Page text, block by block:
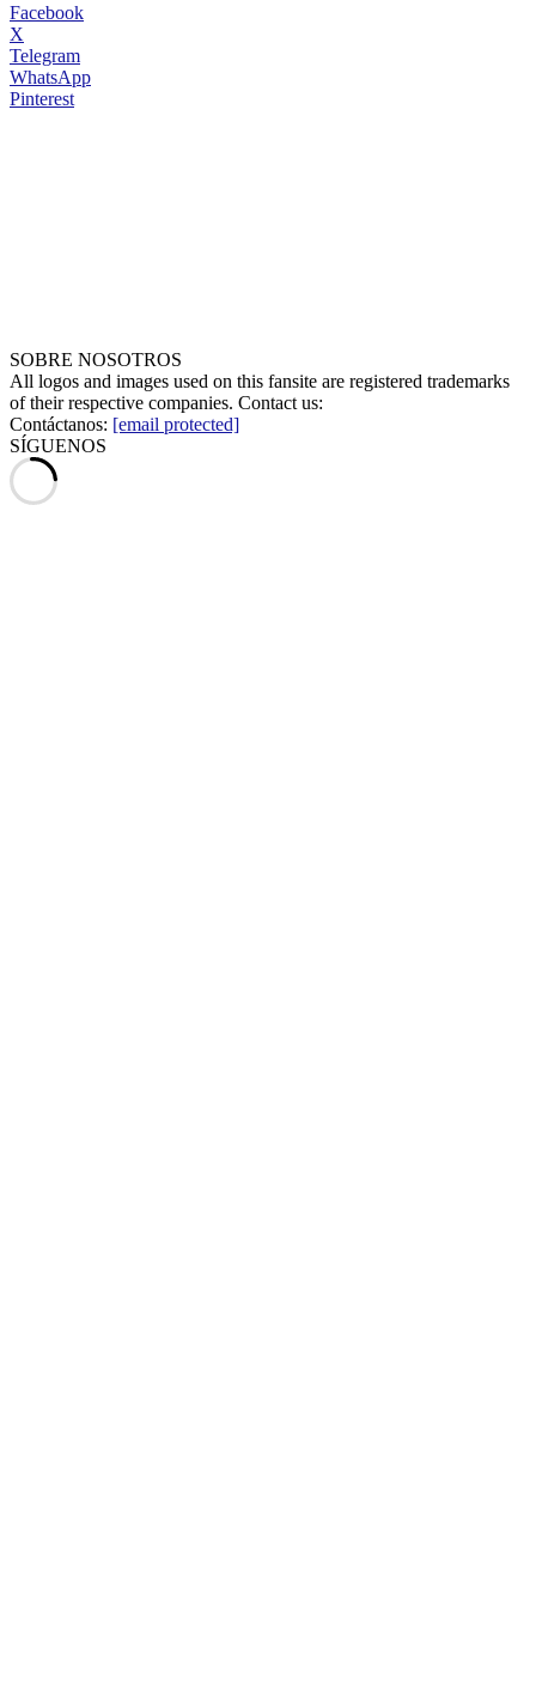
Facebook
X
Telegram
WhatsApp
Pinterest
SOBRE NOSOTROS
All logos and images used on this fansite are registered trademarks
of their respective companies. Contact us:
Contáctanos: [email protected]
SÍGUENOS